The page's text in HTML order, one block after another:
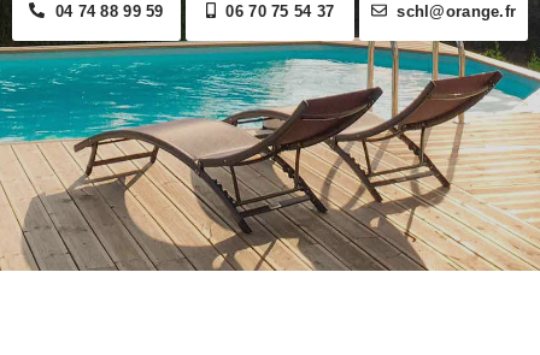
04 74 88 99 59 06 70 75 54 37 schl@orange.fr